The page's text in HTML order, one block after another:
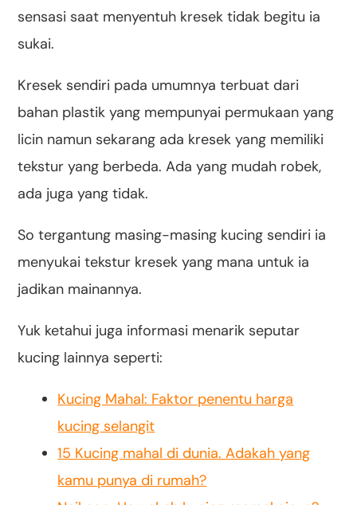
sensasi saat menyentuh kresek tidak begitu ia
sukai.
Kresek sendiri pada umumnya terbuat dari
bahan plastik yang mempunyai permukaan yang
licin namun sekarang ada kresek yang memiliki
tekstur yang berbeda. Ada yang mudah robek,
ada juga yang tidak.
So tergantung masing-masing kucing sendiri ia
menyukai tekstur kresek yang mana untuk ia
jadikan mainannya.
Yuk ketahui juga informasi menarik seputar
kucing lainnya seperti:
Kucing Mahal: Faktor penentu harga
kucing selangit
15 Kucing mahal di dunia. Adakah yang
kamu punya di rumah?